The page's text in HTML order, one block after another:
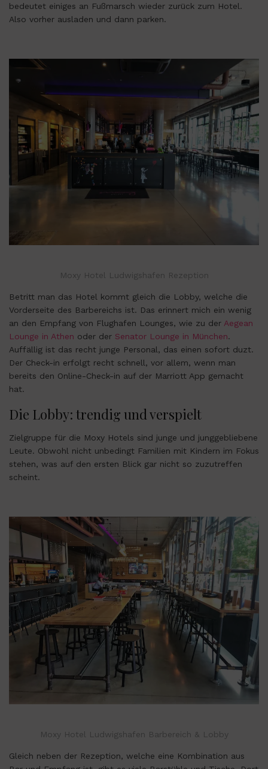
bedeutet einiges an Fußmarsch wieder zurück zum Hotel.
Also vorher ausladen und dann parken.
Moxy Hotel Ludwigshafen Rezeption
Betritt man das Hotel kommt gleich die Lobby, welche die
Vorderseite des Barbereichs ist. Das erinnert mich ein wenig
an den Empfang von Flughafen Lounges, wie zu der Aegean
Lounge in Athen oder der Senator Lounge in München.
Auffällig ist das recht junge Personal, das einen sofort duzt.
Der Check-in erfolgt recht schnell, vor allem, wenn man
bereits den Online-Check-in auf der Marriott App gemacht
hat.
Die Lobby: trendig und verspielt
Zielgruppe für die Moxy Hotels sind junge und junggebliebene
Leute. Obwohl nicht unbedingt Familien mit Kindern im Fokus
stehen, was auf den ersten Blick gar nicht so zuzutreffen
scheint.
Moxy Hotel Ludwigshafen Barbereich & Lobby
Gleich neben der Rezeption, welche eine Kombination aus